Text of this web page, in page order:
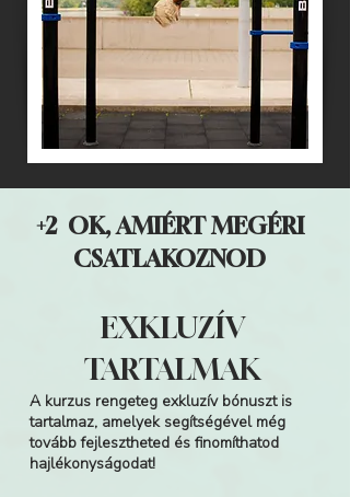
+2 OK, AMIÉRT MEGÉRI
CSATLAKOZNOD
A kurzus rengeteg exkluzív bónuszt is
tartalmaz, amelyek segítségével még
tovább fejlesztheted és finomíthatod
hajlékonyságodat!
EXKLUZÍV
TARTALMAK